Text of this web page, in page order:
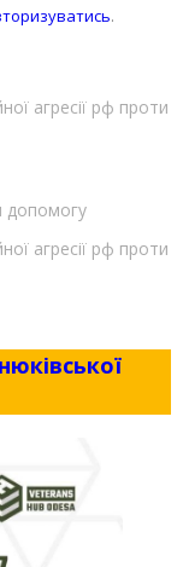
.
агресії рф проти
допомогу
агресії рф проти